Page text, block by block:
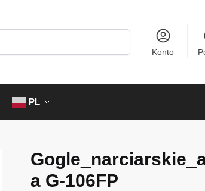
Konto
PL
a G-106FP